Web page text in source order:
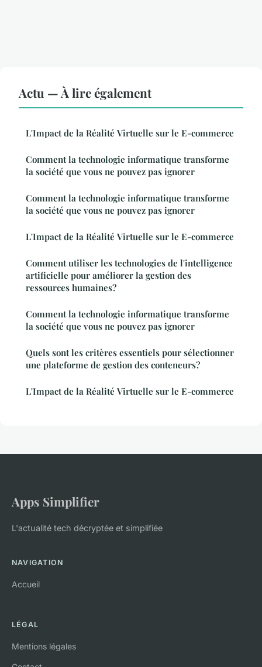
Actu — À lire également
L'Impact de la Réalité Virtuelle sur le E-commerce
Comment la technologie informatique transforme
la société que vous ne pouvez pas ignorer
Comment la technologie informatique transforme
la société que vous ne pouvez pas ignorer
L'Impact de la Réalité Virtuelle sur le E-commerce
Comment utiliser les technologies de l'intelligence
artificielle pour améliorer la gestion des
ressources humaines?
Comment la technologie informatique transforme
la société que vous ne pouvez pas ignorer
Quels sont les critères essentiels pour sélectionner
une plateforme de gestion des conteneurs?
L'Impact de la Réalité Virtuelle sur le E-commerce
Apps Simplifier
L'actualité tech décryptée et simplifiée
NAVIGATION
Accueil
LÉGAL
Mentions légales